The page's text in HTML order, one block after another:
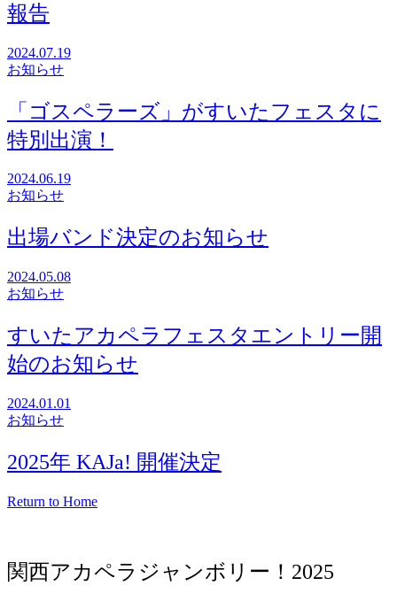
報告
2024.07.19
お知らせ
「ゴスペラーズ」がすいたフェスタに
特別出演！
2024.06.19
お知らせ
出場バンド決定のお知らせ
2024.05.08
お知らせ
すいたアカペラフェスタエントリー開
始のお知らせ
2024.01.01
お知らせ
2025年 KAJa! 開催決定
Return to Home
関西アカペラジャンボリー！2025